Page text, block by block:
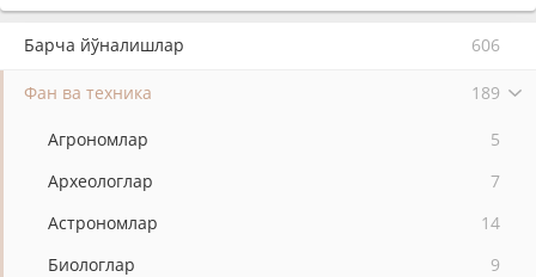
Барча йўналишлар 606
Фан ва техника 189
Агрономлар
5
Археологлар
7
Астрономлар
14
Биологлар
9